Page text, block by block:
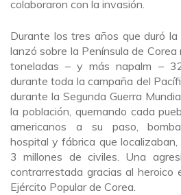
colaboraron con la invasión.
Durante los tres años que duró
lanzó sobre la Península de
toneladas – y más napalm –
durante toda la campaña del
durante la Segunda Guerra
la población, quemando cada
americanos a su paso,
hospital y fábrica que
3 millones de civiles. Una
contrarrestada gracias al heroico
Ejército Popular de Corea.